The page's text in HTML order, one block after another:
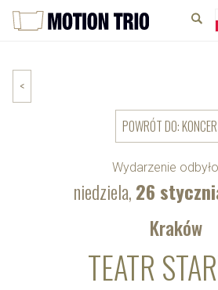
Wydarzenie
niedziela,26
<
POWRÓT DO:
Kraków
TEATR